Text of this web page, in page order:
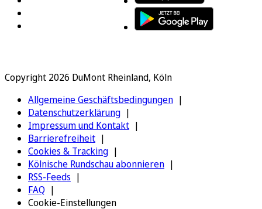
Copyright 2026 DuMont Rheinland, Köln
Allgemeine Geschäftsbedingungen
Datenschutzerklärung
Impressum und Kontakt
Barrierefreiheit
Cookies & Tracking
Kölnische Rundschau abonnieren
RSS-Feeds
FAQ
Cookie-Einstellungen